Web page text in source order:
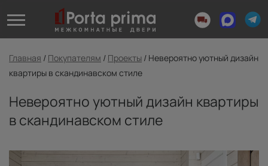
Главная / Покупателям / Проекты / Невероятно уютный дизайн
квартиры в скандинавском стиле
Невероятно уютный дизайн квартиры
в скандинавском стиле